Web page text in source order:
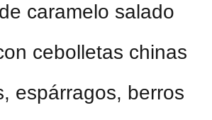
caramelo salado
cebolletas chinas
espárragos, berros